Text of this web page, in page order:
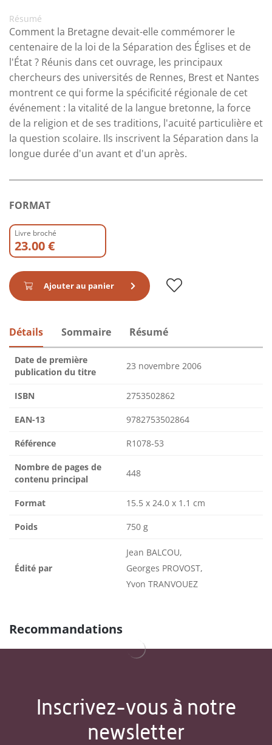
Résumé
Comment la Bretagne devait-elle commémorer le
centenaire de la loi de la Séparation des Églises et de
l'État ? Réunis dans cet ouvrage, les principaux
chercheurs des universités de Rennes, Brest et Nantes
montrent ce qui forme la spécificité régionale de cet
événement : la vitalité de la langue bretonne, la force
de la religion et de ses traditions, l'acuité particulière et
la question scolaire. Ils inscrivent la Séparation dans la
longue durée d'un avant et d'un après.
FORMAT
Livre broché
23.00 €
Ajouter au panier
Détails Sommaire Résumé
Date de première
publication du titre
23 novembre 2006
ISBN 2753502862
EAN-13 9782753502864
Référence R1078-53
Nombre de pages de
contenu principal
448
Format 15.5 x 24.0 x 1.1 cm
Poids 750 g
Édité par
Jean BALCOU,
Georges PROVOST,
Yvon TRANVOUEZ
Recommandations
Inscrivez-vous à notre
newsletter